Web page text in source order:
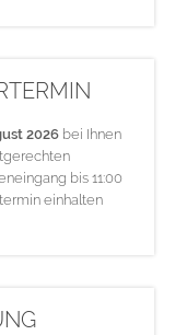
2026 bei Ihnen
bis 11:00
einhalten